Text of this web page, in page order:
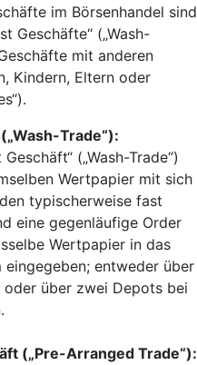
im Börsenhandel sind
Geschäfte“ („Wash-
mit anderen
Kindern, Eltern oder
Trade“):
(„Wash-Trade“)
Wertpapier mit sich
typischerweise fast
eine gegenläufige Order
Wertpapier in das
eingegeben; entweder über
über zwei Depots bei
(„Pre-Arranged Trade“):